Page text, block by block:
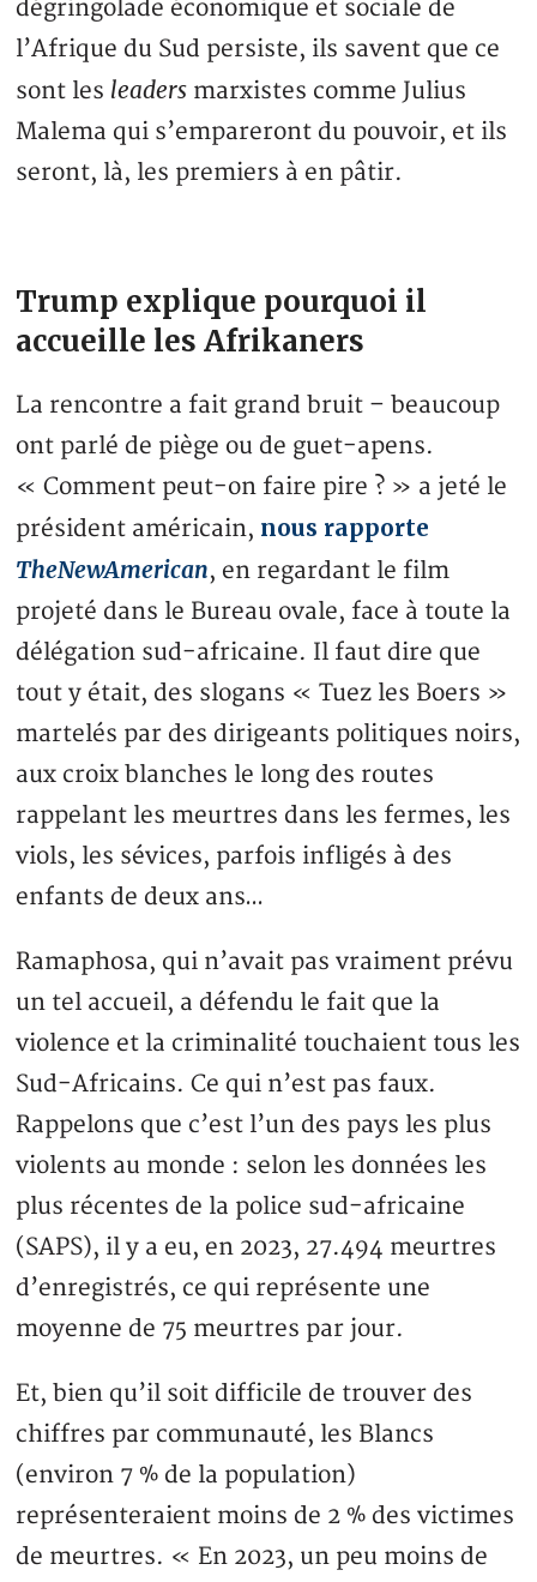
dégringolade économique et sociale de
l’Afrique du Sud persiste, ils savent que ce
sont les leaders marxistes comme Julius
Malema qui s’empareront du pouvoir, et ils
seront, là, les premiers à en pâtir.
Trump explique pourquoi il
accueille les Afrikaners
La rencontre a fait grand bruit – beaucoup
ont parlé de piège ou de guet-apens.
« Comment peut-on faire pire ? » a jeté le
président américain, nous rapporte
TheNewAmerican, en regardant le film
projeté dans le Bureau ovale, face à toute la
délégation sud-africaine. Il faut dire que
tout y était, des slogans « Tuez les Boers »
martelés par des dirigeants politiques noirs,
aux croix blanches le long des routes
rappelant les meurtres dans les fermes, les
viols, les sévices, parfois infligés à des
enfants de deux ans…
Ramaphosa, qui n’avait pas vraiment prévu
un tel accueil, a défendu le fait que la
violence et la criminalité touchaient tous les
Sud-Africains. Ce qui n’est pas faux.
Rappelons que c’est l’un des pays les plus
violents au monde : selon les données les
plus récentes de la police sud-africaine
(SAPS), il y a eu, en 2023, 27.494 meurtres
d’enregistrés, ce qui représente une
moyenne de 75 meurtres par jour.
Et, bien qu’il soit difficile de trouver des
chiffres par communauté, les Blancs
(environ 7 % de la population)
représenteraient moins de 2 % des victimes
de meurtres. « En 2023, un peu moins de